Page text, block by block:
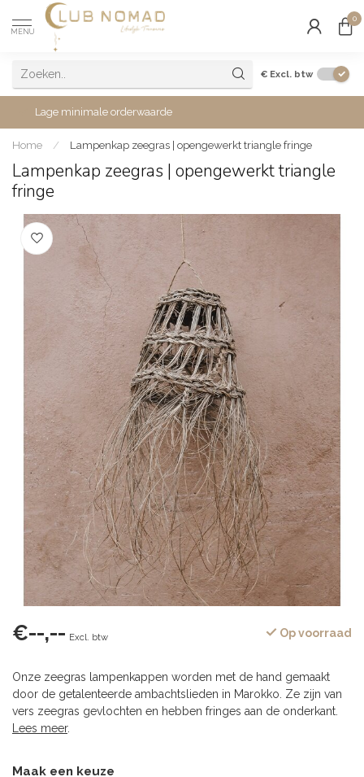
MENU
0
€ Excl. btw
Lage minimale orderwaarde
Home / Lampenkap zeegras | opengewerkt triangle fringe
Lampenkap zeegras | opengewerkt triangle
fringe
€--,-- Excl. btw Op voorraad
Onze zeegras lampenkappen worden met de hand gemaakt
door de getalenteerde ambachtslieden in Marokko. Ze zijn van
vers zeegras gevlochten en hebben fringes aan de onderkant.
Lees meer.
Maak een keuze